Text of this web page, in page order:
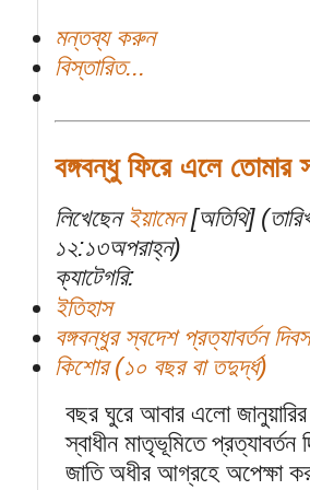
মন্তব্য করুন
বিস্তারিত...
বঙ্গবন্ধু ফিরে এলে তোমার
লিখেছেন ইয়ামেন[অতিথি]
১২:১৩অপরাহ্ন)
ক্যাটেগরি:
ইতিহাস
বঙ্গবন্ধুর স্বদেশ প্রত্যাবর্তন দিবস
কিশোর (১০ বছর বা তদুর্দ্ধ)
বছর ঘুরে আবার এলো জানুয়ারির
স্বাধীন মাতৃভূমিতে
জাতি অধীর আগ্রহে অপেক্ষা